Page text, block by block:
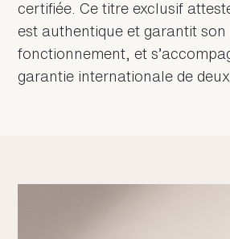
certifiée. Ce titre exclusif
est authentique et garantit son
fonctionnement, et
garantie internationale de deux